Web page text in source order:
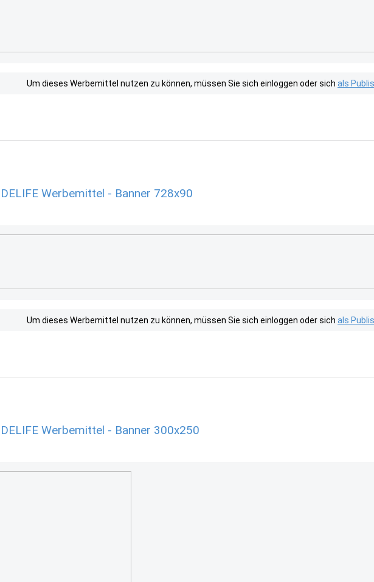
Um dieses Werbemittel nutzen zu können, müssen Sie sich einloggen oder sich als
DELIFE Werbemittel - Banner 728x90
Um dieses Werbemittel nutzen zu können, müssen Sie sich einloggen oder sich als
DELIFE Werbemittel - Banner 300x250